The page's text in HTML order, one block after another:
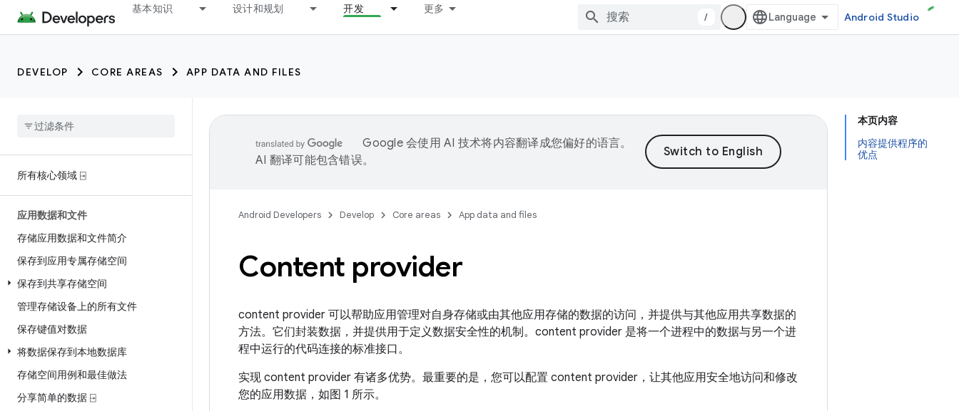
基本知识 设计和规划 开发 更多
/ Android Studio
DEVELOP CORE AREAS APP DATA AND FILES
所有核心领域 ⍈
应用数据和文件
存储应用数据和文件简介
保存到应用专属存储空间
保存到共享存储空间
管理存储设备上的所有文件
保存键值对数据
将数据保存到本地数据库
存储空间用例和最佳做法
分享简单的数据 ⍈
本页内容
内容提供程序的
优点
Google 会使用 AI 技术将内容翻译成您偏好的语言。
AI 翻译可能包含错误。
Android Developers Develop Core areas App data and files
Content provider
content provider 可以帮助应用管理对自身存储或由其他应用存储的数据的访问，并提供与其他应用共享数据的
方法。它们封装数据，并提供用于定义数据安全性的机制。content provider 是将一个进程中的数据与另一个进
程中运行的代码连接的标准接口。
实现 content provider 有诸多优势。最重要的是，您可以配置 content provider，让其他应用安全地访问和修改
您的应用数据，如图 1 所示。